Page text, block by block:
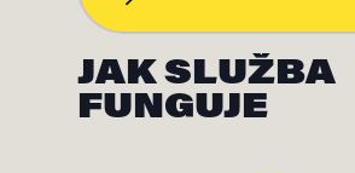
JAK SLUŽBA
FUNGUJE